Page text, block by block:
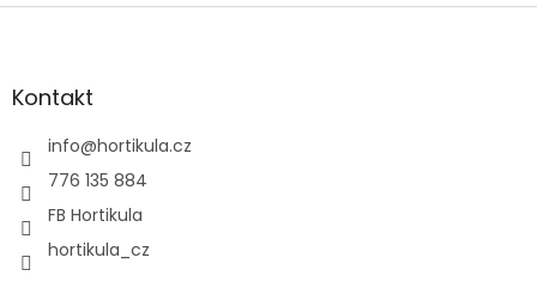
Z
aKontakt
info@hortikula.cz
776 135 884
FB Hortikula
hortikula_cz